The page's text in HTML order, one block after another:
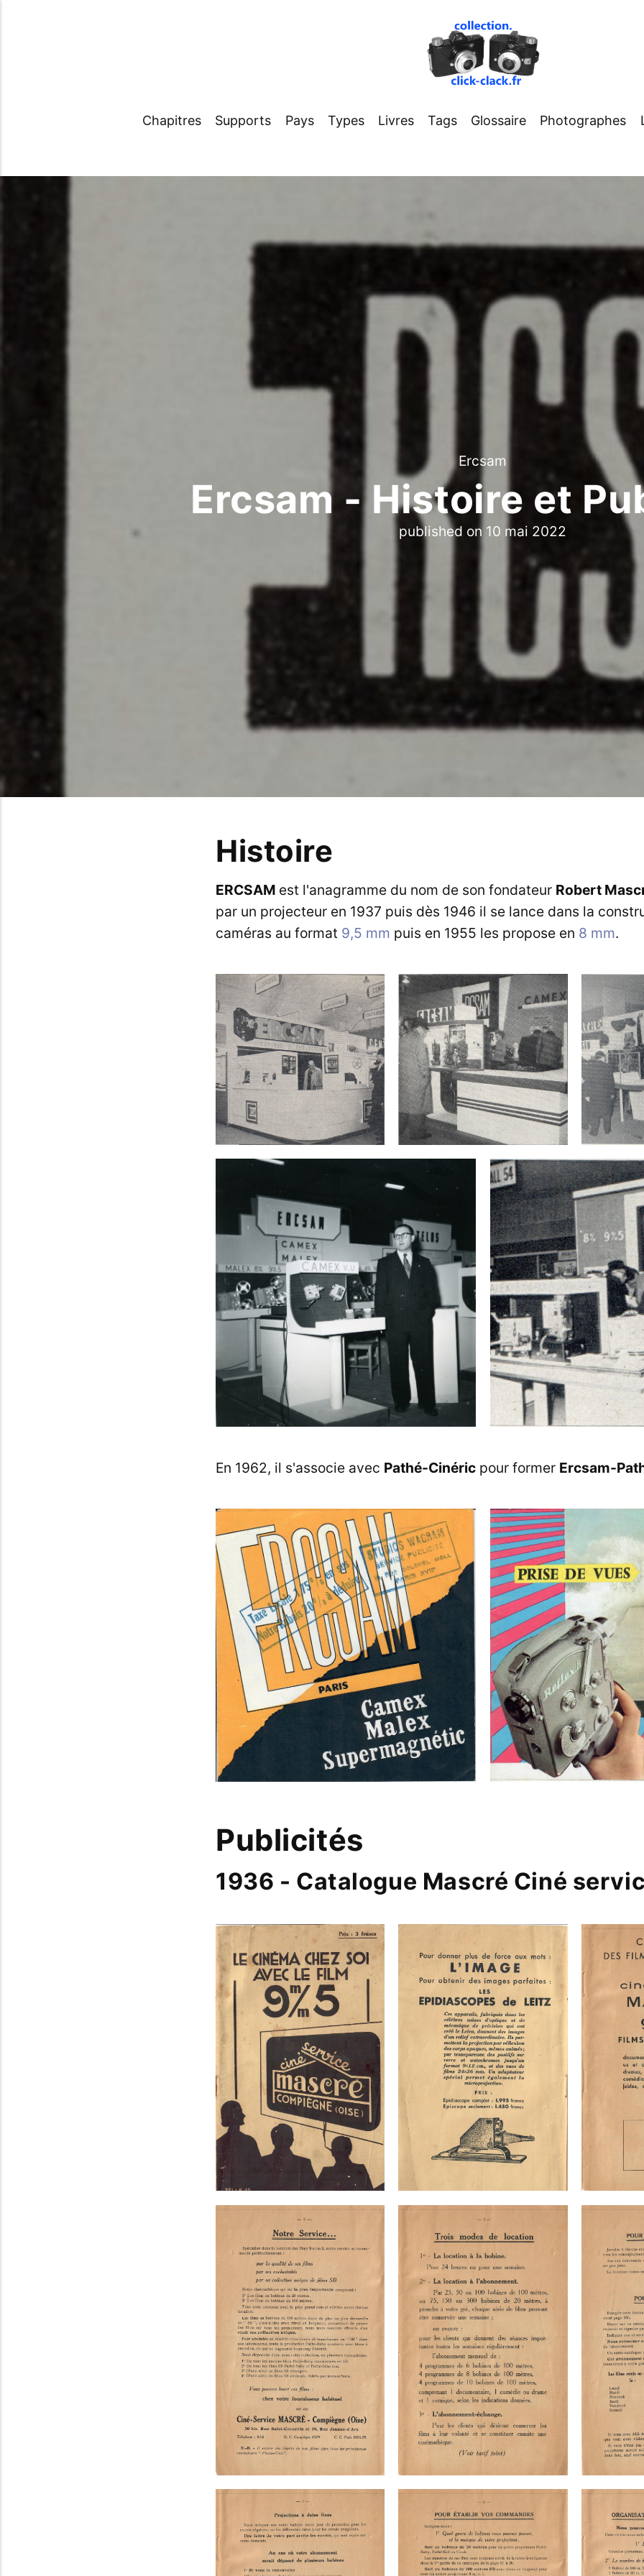
Chapitres Supports Pays Types Livres Tags Glossaire Photographes
Ercsam
Ercsam - Histoire et
published on 10 mai 2022
Histoire
ERCSAM est l'anagramme du nom de son fondateur Robert
par un projecteur en 1937 puis dès 1946 il se lance dans la
caméras au format 9,5 mm puis en 1955 les propose en 8 mm.
En 1962, il s'associe avec Pathé-Cinéricpour former Ercsam-
Publicités
1936 - Catalogue Mascré Ciné